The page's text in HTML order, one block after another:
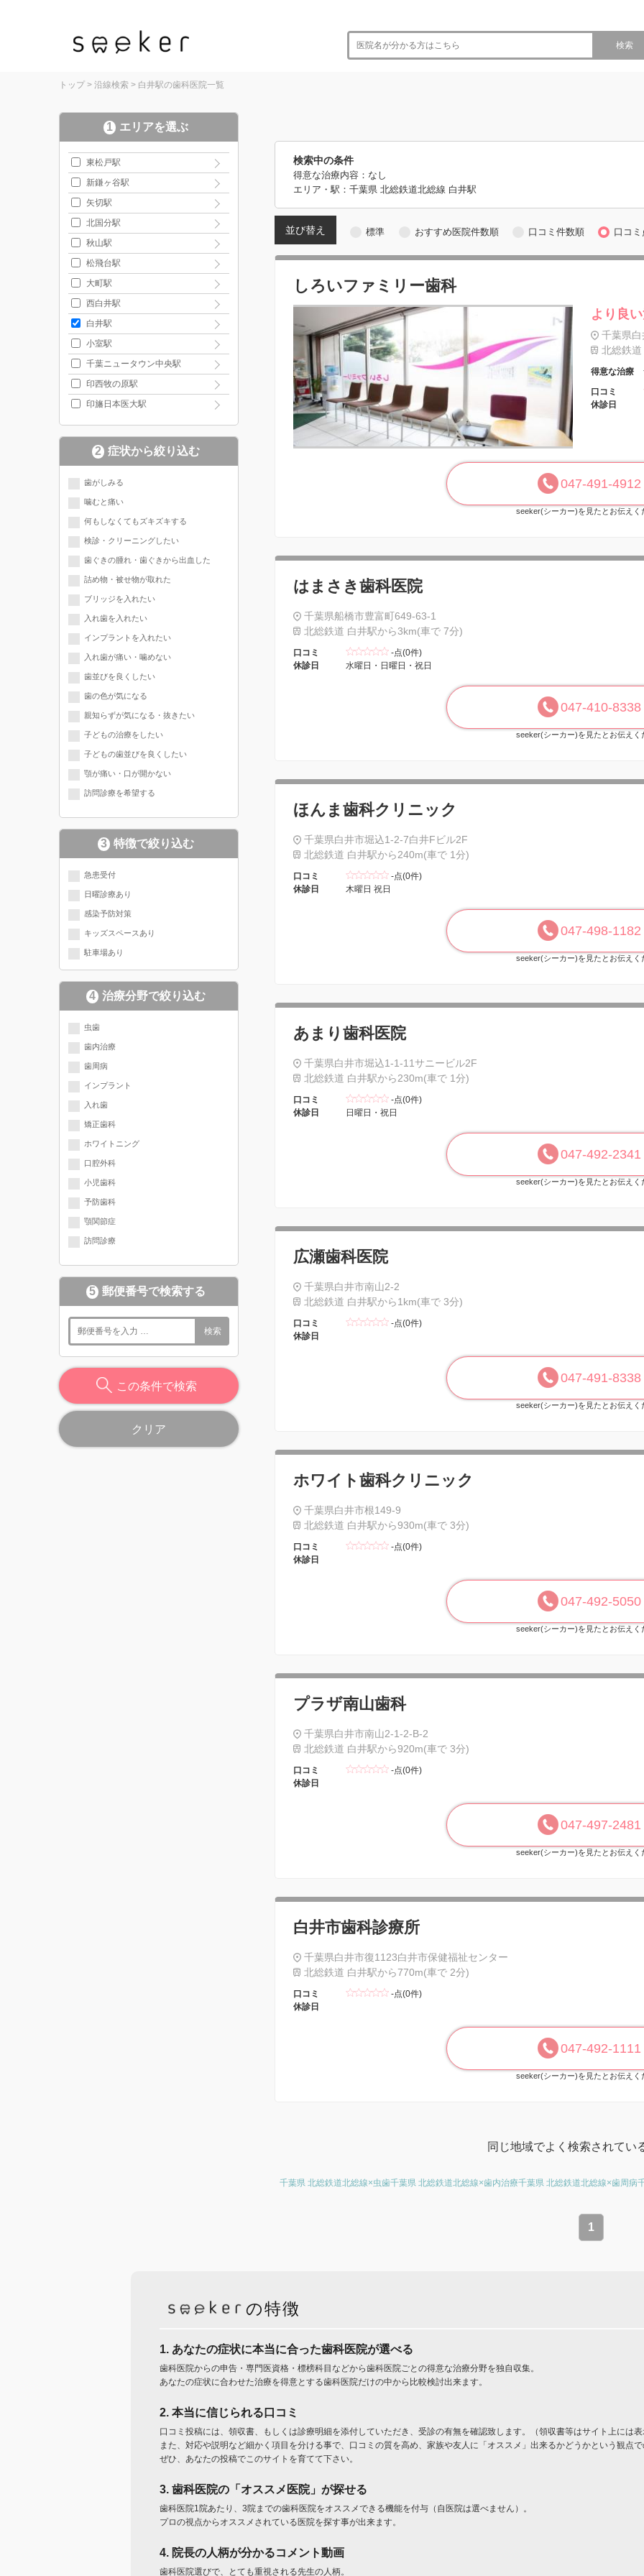
検索
トップ > 沿線検索 > 白井駅の歯科医院一覧
1 エリアを選ぶ
東松戸駅
新鎌ヶ谷駅
矢切駅
北国分駅
秋山駅
松飛台駅
大町駅
西白井駅
白井駅
小室駅
千葉ニュータウン中央駅
印西牧の原駅
印旛日本医大駅
2 症状から絞り込む
歯がしみる
噛むと痛い
何もしなくてもズキズキする
検診・クリーニングしたい
歯ぐきの腫れ・歯ぐきから出血した
詰め物・被せ物が取れた
ブリッジを入れたい
入れ歯を入れたい
インプラントを入れたい
入れ歯が痛い・噛めない
歯並びを良くしたい
歯の色が気になる
親知らずが気になる・抜きたい
子どもの治療をしたい
子どもの歯並びを良くしたい
顎が痛い・口が開かない
訪問診療を希望する
3 特徴で絞り込む
急患受付
日曜診療あり
感染予防対策
キッズスペースあり
駐車場あり
4 治療分野で絞り込む
現在選択されている分野にチェッ
クが入っています
虫歯
歯内治療
歯周病
インプラント
入れ歯
矯正歯科
ホワイトニング
口腔外科
小児歯科
予防歯科
顎関節症
訪問診療
5 郵便番号で検索する
検索
この条件で検索
クリア
検索中の条件
得意な治療内容：なし
エリア・駅：千葉県 北総鉄道北総線 白井駅
並び替え 標準 おすすめ医院件数順 口コミ件数順 口コ
しろいファミリー歯科
より良
千葉県
北総鉄
得意な治療
口コミ
休診日
047-491-4912
seeker(シーカー)を見たとお伝えく
はまさき歯科医院
千葉県船橋市豊富町649-63-1
北総鉄道 白井駅から3km(車で 7分)
口コミ
-点(0件)
休診日
水曜日・日曜日・祝日
047-410-8338
seeker(シーカー)を見たとお伝えく
ほんま歯科クリニック
千葉県白井市堀込1-2-7白井Fビル2F
北総鉄道 白井駅から240m(車で 1分)
口コミ
-点(0件)
休診日
木曜日 祝日
047-498-1182
seeker(シーカー)を見たとお伝えく
あまり歯科医院
千葉県白井市堀込1-1-11サニービル2F
北総鉄道 白井駅から230m(車で 1分)
口コミ
-点(0件)
休診日
日曜日・祝日
047-492-2341
seeker(シーカー)を見たとお伝えく
広瀬歯科医院
千葉県白井市南山2-2
北総鉄道 白井駅から1km(車で 3分)
口コミ
-点(0件)
休診日
047-491-8338
seeker(シーカー)を見たとお伝えく
ホワイト歯科クリニック
千葉県白井市根149-9
北総鉄道 白井駅から930m(車で 3分)
口コミ
-点(0件)
休診日
047-492-5050
seeker(シーカー)を見たとお伝えく
プラザ南山歯科
千葉県白井市南山2-1-2-B-2
北総鉄道 白井駅から920m(車で 3分)
口コミ
-点(0件)
休診日
047-497-2481
seeker(シーカー)を見たとお伝えく
白井市歯科診療所
千葉県白井市復1123白井市保健福祉センター
北総鉄道 白井駅から770m(車で 2分)
口コミ
-点(0件)
休診日
047-492-1111
seeker(シーカー)を見たとお伝えく
同じ地域でよく検索されてい
千葉県 北総鉄道北総線×虫歯千葉県 北総鉄道北総線×歯内治療千葉県 北総鉄道北総線×歯周病
1
の特徴
1. あなたの症状に本当に合った歯科医院が選べる
歯科医院からの申告・専門医資格・標榜科目などから歯科医院ごとの得意な治療分野を独自収集。
あなたの症状に合わせた治療を得意とする歯科医院だけの中から比較検討出来ます。
2. 本当に信じられる口コミ
口コミ投稿には、領収書、もしくは診療明細を添付していただき、受診の有無を確認致します。（領収書等はサイト上には
また、対応や説明など細かく項目を分ける事で、口コミの質を高め、家族や友人に「オススメ」出来るかどうかという観点
ぜひ、あなたの投稿でこのサイトを育てて下さい。
3. 歯科医院の「オススメ医院」が探せる
歯科医院1院あたり、3院までの歯科医院をオススメできる機能を付与（自医院は選べません）。
プロの視点からオススメされている医院を探す事が出来ます。
4. 院長の人柄が分かるコメント動画
歯科医院選びで、とても重視される先生の人柄。